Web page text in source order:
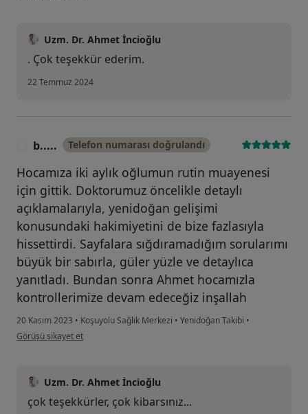
Uzm. Dr. Ahmet İncioğlu
. Çok teşekkür ederim.
22 Temmuz 2024
b..... Telefon numarası doğrulandı
Hocamıza iki aylık oğlumun rutin muayenesi
için gittik. Doktorumuz öncelikle detaylı
açıklamalarıyla, yenidoğan gelişimi
konusundaki hakimiyetini de bize fazlasıyla
hissettirdi. Sayfalara sığdıramadığım sorularımı
büyük bir sabırla, güler yüzle ve detaylıca
yanıtladı. Bundan sonra Ahmet hocamızla
kontrollerimize devam edeceğiz inşallah
20 Kasım 2023 • Koşuyolu Sağlık Merkezi • Yenidoğan Takibi •
kullanıcının görüşüne göre b.....
Görüşü şikayet et
Uzm. Dr. Ahmet İncioğlu
çok teşekkürler, çok kibarsınız...